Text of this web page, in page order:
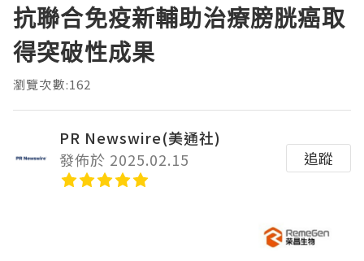
抗聯合免疫新輔助治療膀胱癌取
得突破性成果
瀏覽次數:162
PR Newswire(美通社)
發佈於 2025.02.15
追蹤